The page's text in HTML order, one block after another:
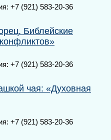
+7 (921) 583-20-36
Библейские
+7 (921) 583-20-36
чая: «Духовная
+7 (921) 583-20-36